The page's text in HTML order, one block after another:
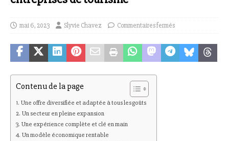
mai 6, 2023 Slyvie Chavez Commentaires fermés
Contenu de la page
Une offre diversifiée et adaptée à tous les goûts
Un secteur en pleine expansion
Une expérience complète et clé en main
Un modèle économique rentable